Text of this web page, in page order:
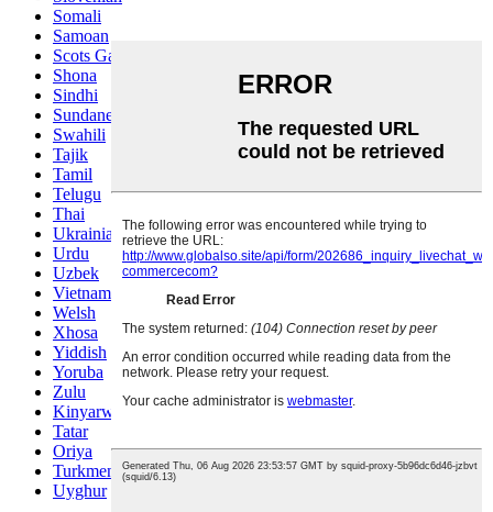
Somali
Samoan
Scots Gaelic
Shona
Sindhi
Sundanese
Swahili
Tajik
Tamil
Telugu
Thai
Ukrainian
Urdu
Uzbek
Vietnamese
Welsh
Xhosa
Yiddish
Yoruba
Zulu
Kinyarwanda
Tatar
Oriya
Turkmen
Uyghur